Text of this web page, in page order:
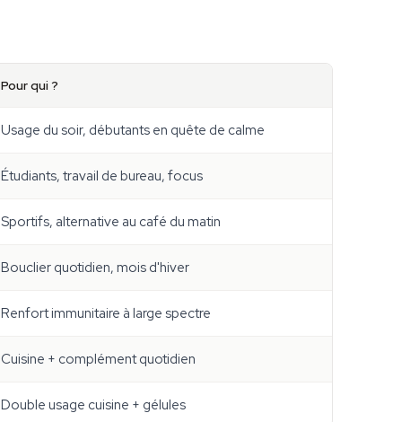
Pour qui ?
Usage du soir, débutants en quête de calme
Étudiants, travail de bureau, focus
Sportifs, alternative au café du matin
Bouclier quotidien, mois d'hiver
Renfort immunitaire à large spectre
Cuisine + complément quotidien
Double usage cuisine + gélules